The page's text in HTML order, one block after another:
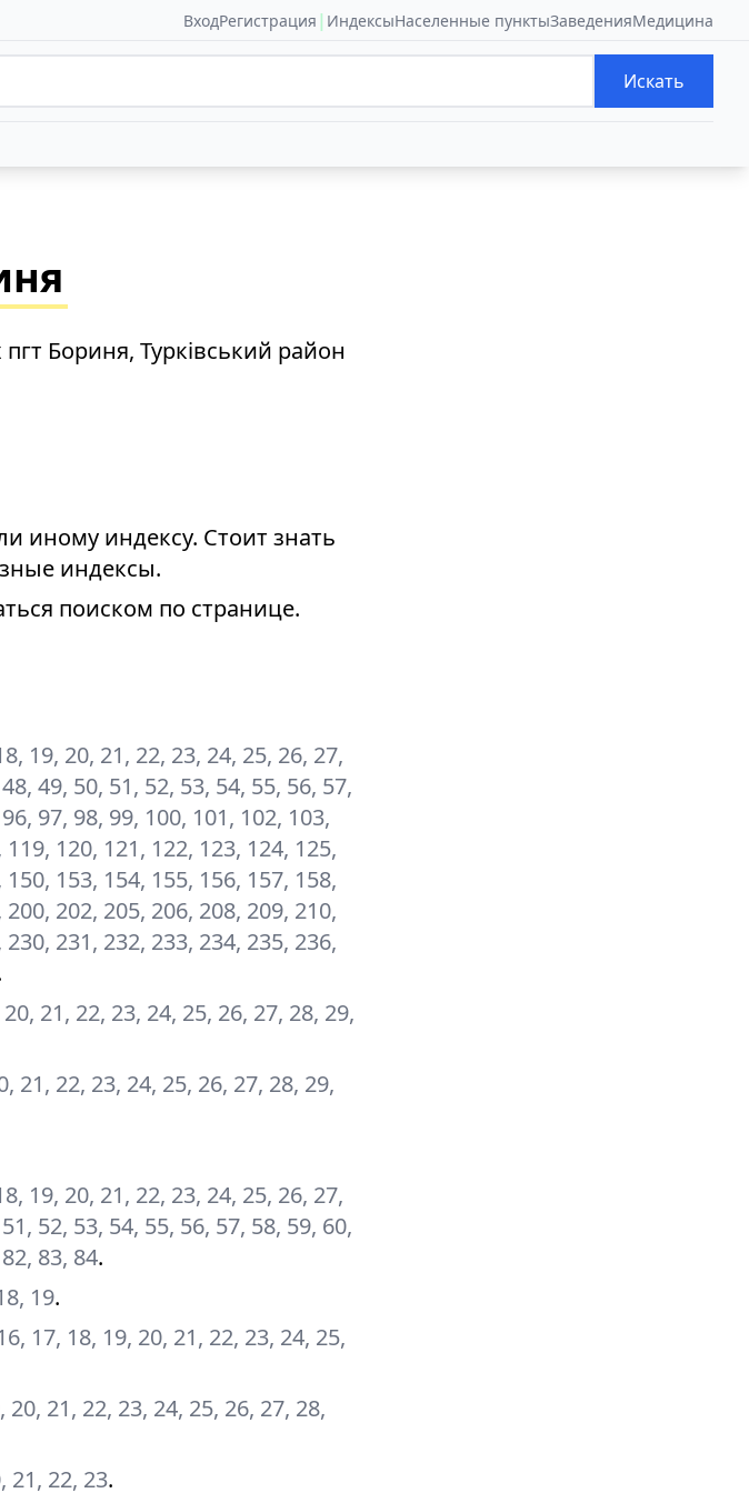
ВходРегистрация | ИндексыНаселенные пунктыЗаведенияМедицина
Искать
Бориня, Турківський район
иному индексу. Стоит знать
индексы.
поиском по странице.
19, 20, 21, 22, 23, 24, 25, 26, 27,
49, 50, 51, 52, 53, 54, 55, 56, 57,
97, 98, 99, 100, 101, 102, 103,
120, 121, 122, 123, 124, 125,
153, 154, 155, 156, 157, 158,
202, 205, 206, 208, 209, 210,
231, 232, 233, 234, 235, 236,
21, 22, 23, 24, 25, 26, 27, 28, 29,
21, 22, 23, 24, 25, 26, 27, 28, 29,
19, 20, 21, 22, 23, 24, 25, 26, 27,
52, 53, 54, 55, 56, 57, 58, 59, 60,
83, 84.
19.
17, 18, 19, 20, 21, 22, 23, 24, 25,
21, 22, 23, 24, 25, 26, 27, 28,
21, 22, 23.